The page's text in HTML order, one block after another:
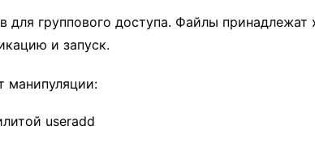
для группового доступа. Файлы
и запуск.
манипуляции:
useradd